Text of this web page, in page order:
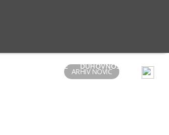
SKUPINE DUHOVNOST
ARHIV NOVIC